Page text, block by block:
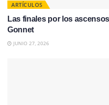
ARTÍCULOS
Las finales por los
Gonnet
JUNIO 27, 2026